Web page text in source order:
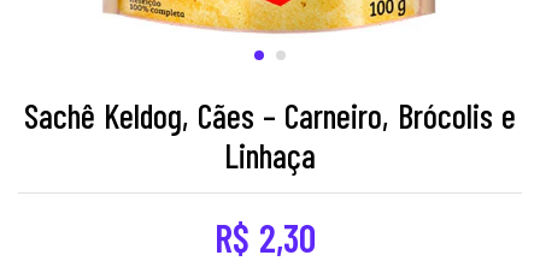
Sachê Keldog, Cães – Carneiro, Brócolis e
Linhaça
R$ 2,30